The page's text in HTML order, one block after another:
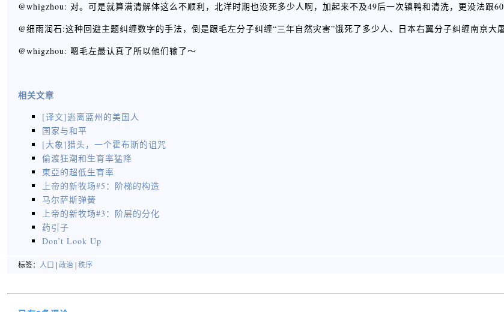
@whigzhou: 对。可是就算满清解体这么不顺利，北洋时期也没死多少人啊，加起来不及49后一次镇鸭和清洗，更没法跟
@细雨润石:这种回避主题纠缠数字的手法，倒是跟毛左分子纠缠“三年自然灾害”饿死了多少人、日本右翼分子纠缠南京大
@whigzhou: 嗯毛左最认真了所以他们输了～
相关文章
[译文]逃离蓝州的美国人
国家与和平
[大象]猎头，一个霍布斯的诅咒
偷渡狂潮和生育率猛降
東亞的超低生育率
上帝的新牧场#5：阶梯的构造
马尔萨斯弹簧
上帝的新牧场#3：阶层的分化
药引子
Don’t Look Up
标签： 人口 政治 秩序